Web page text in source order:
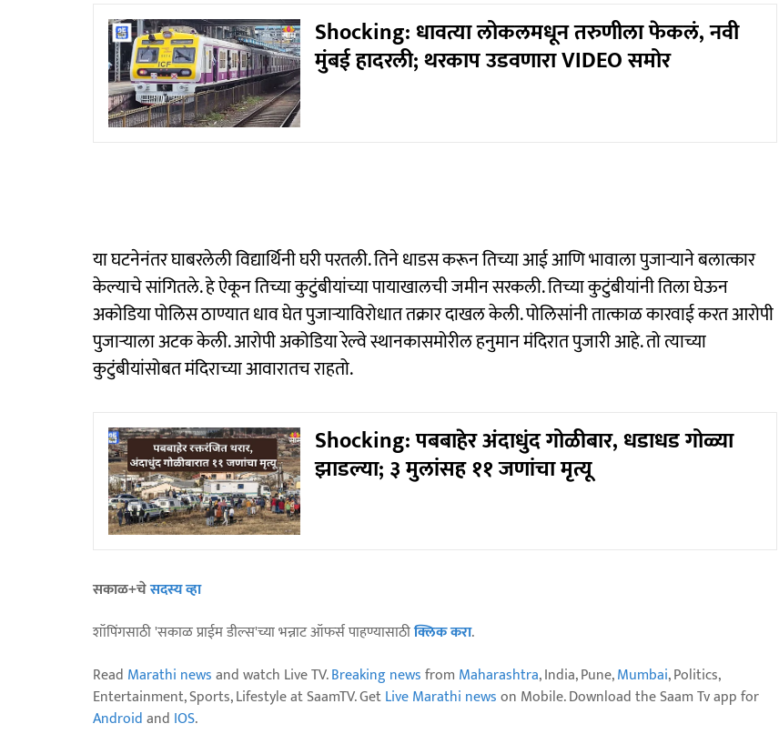
Shocking: धावत्या लोकलमधून तरुणीला फेकलं, नवी
मुंबई हादरली; थरकाप उडवणारा VIDEO समोर
या घटनेनंतर घाबरलेली विद्यार्थिनी घरी परतली. तिने धाडस करून तिच्या आई आणि भावाला पुजाऱ्याने बलात्कार
केल्याचे सांगितले. हे ऐकून तिच्या कुटुंबीयांच्या पायाखालची जमीन सरकली. तिच्या कुटुंबीयांनी तिला घेऊन
अकोडिया पोलिस ठाण्यात धाव घेत पुजाऱ्याविरोधात तक्रार दाखल केली. पोलिसांनी तात्काळ कारवाई करत आरोपी
पुजाऱ्याला अटक केली. आरोपी अकोडिया रेल्वे स्थानकासमोरील हनुमान मंदिरात पुजारी आहे. तो त्याच्या
कुटुंबीयांसोबत मंदिराच्या आवारातच राहतो.
Shocking: पबबाहेर अंदाधुंद गोळीबार, धडाधड गोळ्या
झाडल्या; ३ मुलांसह ११ जणांचा मृत्यू
सकाळ+चेसदस्य व्हा
शॉपिंगसाठी 'सकाळ प्राईम डील्स'च्या भन्नाट ऑफर्स पाहण्यासाठीक्लिक करा.
Read Marathi newsand watch Live TV.Breaking newsfrom Maharashtra, India, Pune,Mumbai, Politics,
Entertainment, Sports, Lifestyle at SaamTV. GetLive Marathi newson Mobile. Download the Saam Tv app for
Androidand IOS.